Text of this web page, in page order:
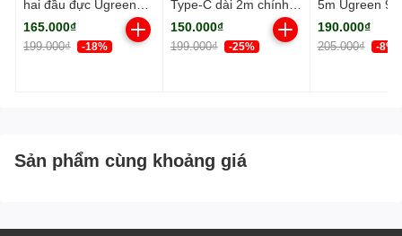
hai đầu đực Ugreen
(90576)
165.000₫
199.000₫ -18%
Type-C dài 2m chính
hãng Ugreen 20884
cao cấp
150.000₫
199.000₫ -25%
5m Ugreen
190.000₫
205.000₫ -8%
Sản phẩm cùng khoảng giá